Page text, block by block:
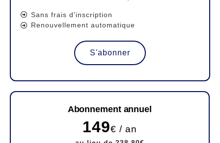
Sans frais d'inscription
Renouvellement automatique
S'abonner
Abonnement annuel
149€ / an